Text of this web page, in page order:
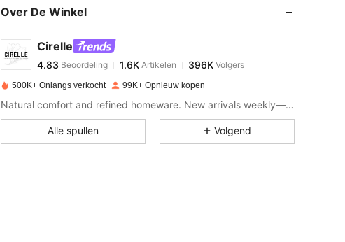
Over De Winkel
Cirelle
4.83
4.83 Beoordeling
d***4betaalde1 dag geleden
500K+ Onlangs verkocht 99K+ Opnieuw kopen
Natural comfort and refined homeware. New arrivals weekly—follow for updates!
Alle spullen Volgend